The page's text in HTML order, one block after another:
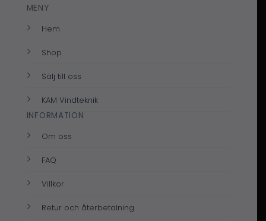
MENY
Hem
Shop
Sälj till oss
KAM Vindteknik
INFORMATION
Om oss
FAQ
Villkor
Retur och återbetalning